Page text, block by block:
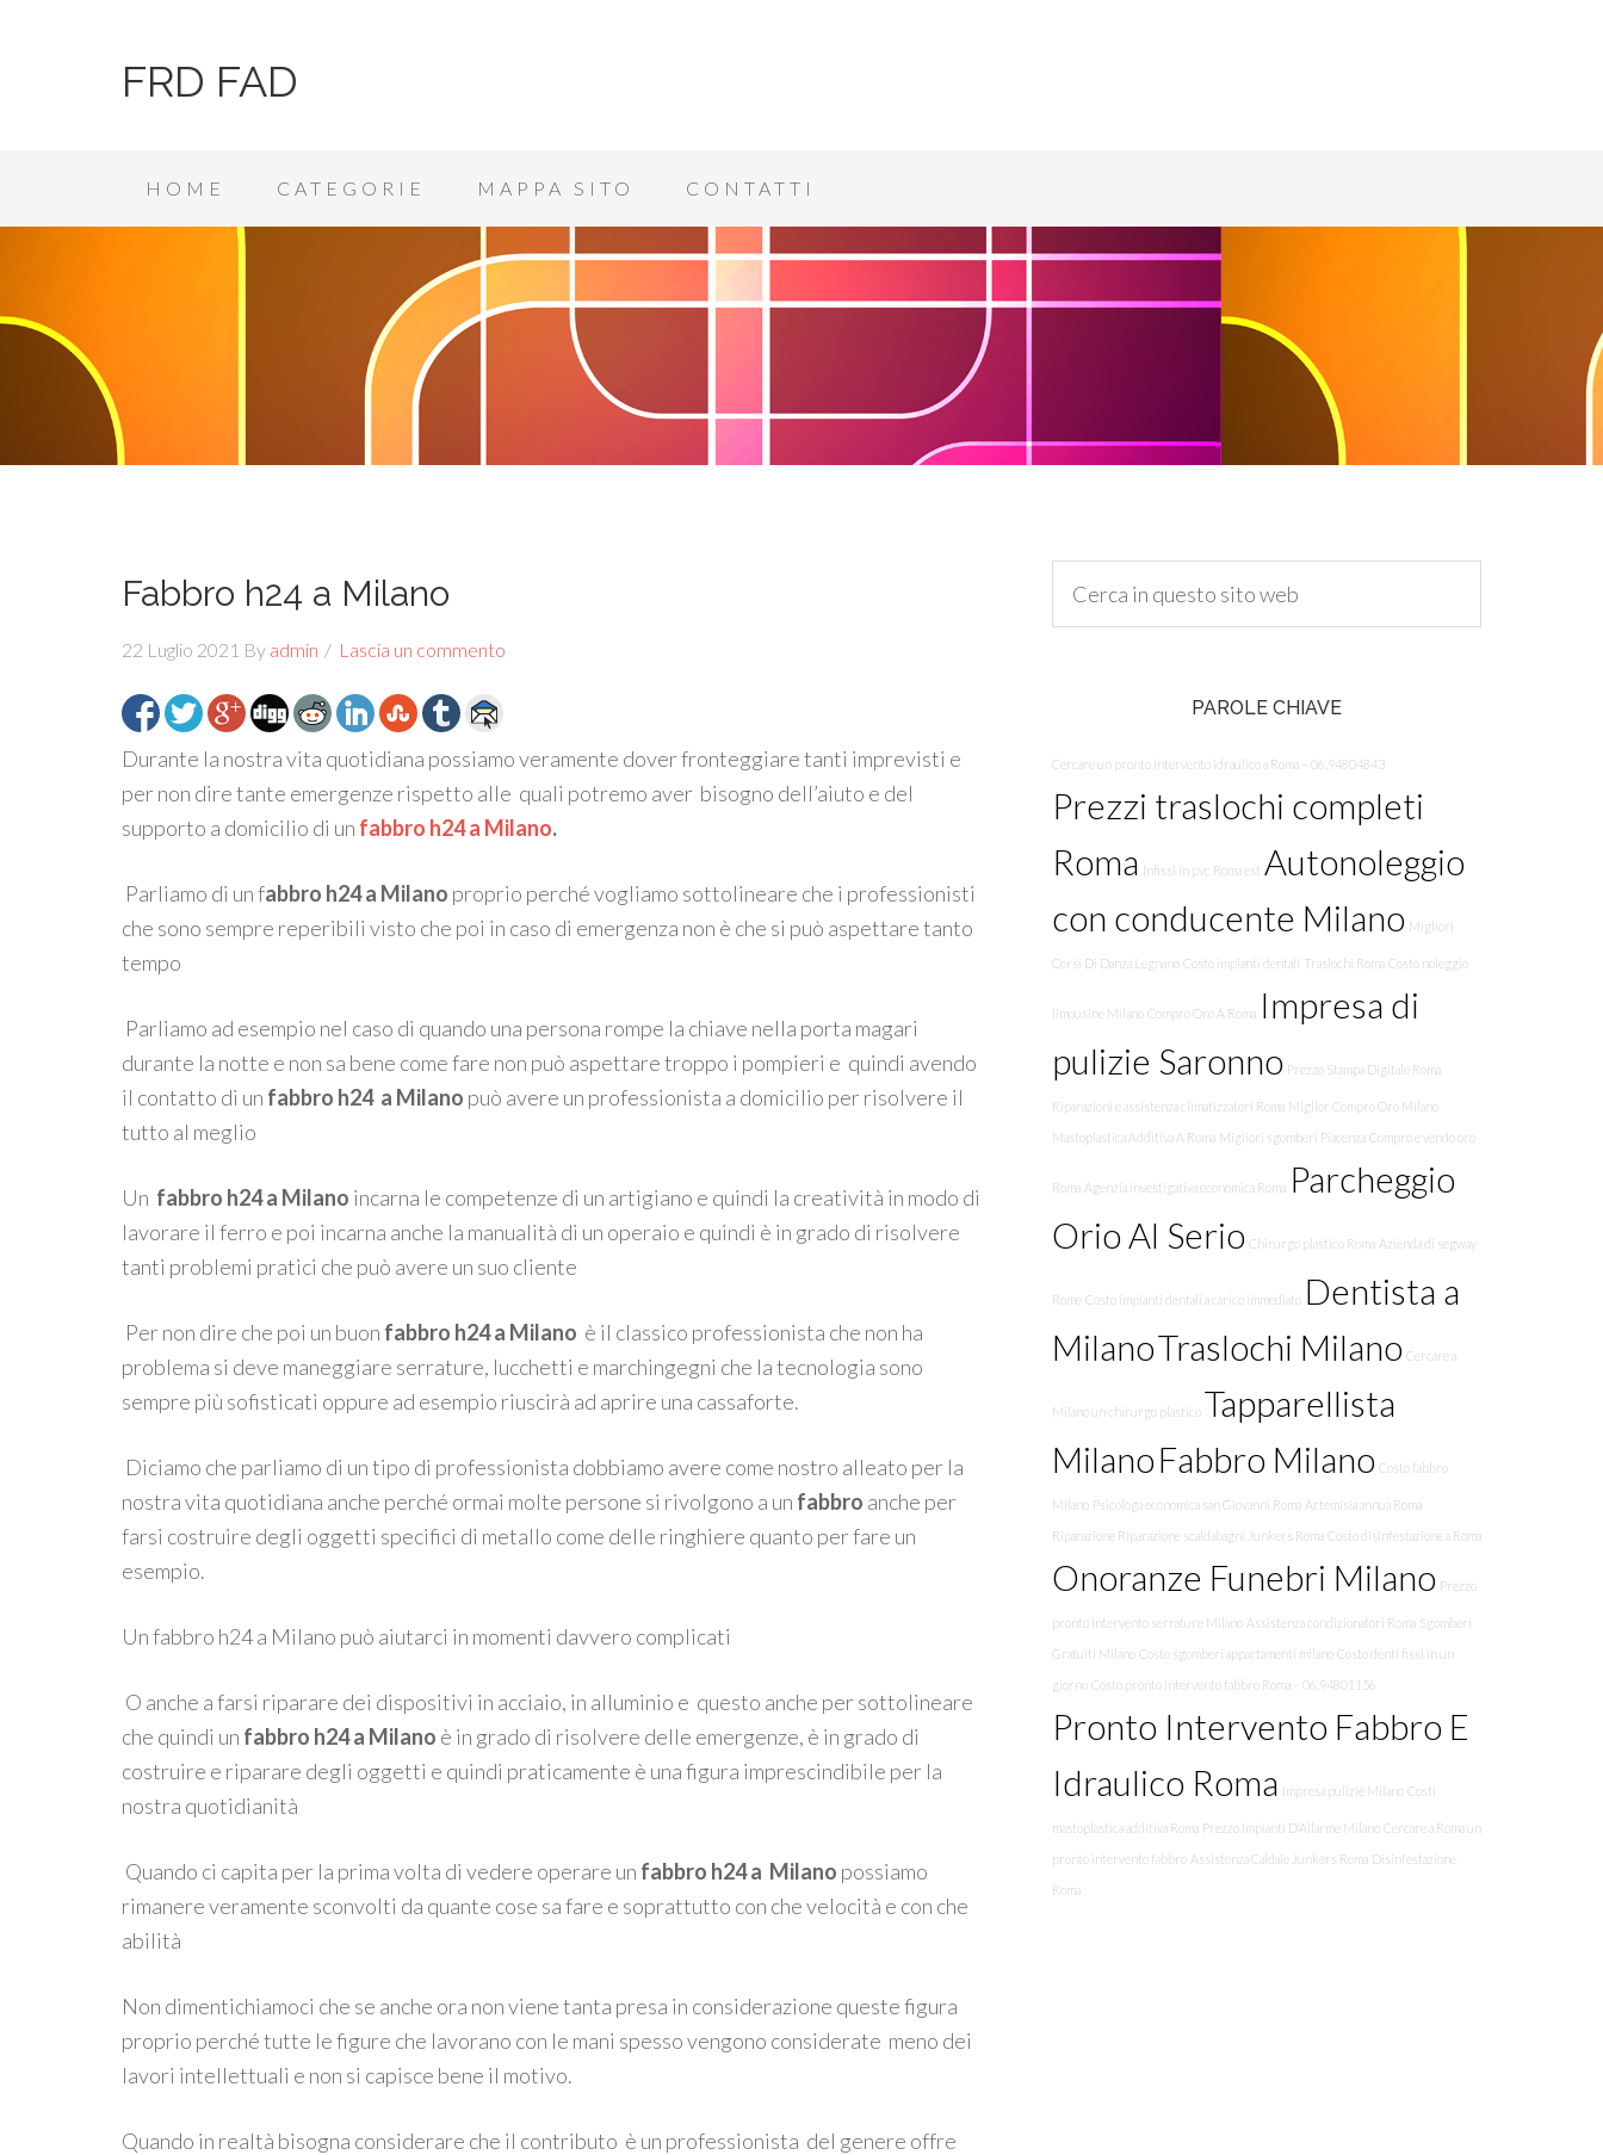
FRD FAD
HOME CATEGORIE MAPPA SITO CONTATTI
Fabbro h24 a Milano
22 Luglio 2021 By admin Lascia un commento
Durante la nostra vita quotidiana possiamo veramente dover fronteggiare tanti imprevisti e
per non dire tante emergenze rispetto alle quali potremo aver bisogno dell’aiuto e del
supporto a domicilio di un fabbro h24 a Milano.
Parliamo di un fabbro h24 a Milano proprio perché vogliamo sottolineare che i professionisti
che sono sempre reperibili visto che poi in caso di emergenza non è che si può aspettare tanto
tempo
Parliamo ad esempio nel caso di quando una persona rompe la chiave nella porta magari
durante la notte e non sa bene come fare non può aspettare troppo i pompieri e quindi avendo
il contatto di un fabbro h24 a Milano può avere un professionista a domicilio per risolvere il
tutto al meglio
Un fabbro h24 a Milano incarna le competenze di un artigiano e quindi la creatività in modo di
lavorare il ferro e poi incarna anche la manualità di un operaio e quindi è in grado di risolvere
tanti problemi pratici che può avere un suo cliente
Per non dire che poi un buon fabbro h24 a Milano è il classico professionista che non ha
problema si deve maneggiare serrature, lucchetti e marchingegni che la tecnologia sono
sempre più sofisticati oppure ad esempio riuscirà ad aprire una cassaforte.
Diciamo che parliamo di un tipo di professionista dobbiamo avere come nostro alleato per la
nostra vita quotidiana anche perché ormai molte persone si rivolgono a un fabbro anche per
farsi costruire degli oggetti specifici di metallo come delle ringhiere quanto per fare un
esempio.
Un fabbro h24 a Milano può aiutarci in momenti davvero complicati
O anche a farsi riparare dei dispositivi in acciaio, in alluminio e questo anche per sottolineare
che quindi un fabbro h24 a Milano è in grado di risolvere delle emergenze, è in grado di
costruire e riparare degli oggetti e quindi praticamente è una figura imprescindibile per la
nostra quotidianità
Quando ci capita per la prima volta di vedere operare un fabbro h24 a Milano possiamo
rimanere veramente sconvolti da quante cose sa fare e soprattutto con che velocità e con che
abilità
Non dimentichiamoci che se anche ora non viene tanta presa in considerazione queste figura
proprio perché tutte le figure che lavorano con le mani spesso vengono considerate meno dei
lavori intellettuali e non si capisce bene il motivo.
Quando in realtà bisogna considerare che il contributo è un professionista del genere offre
PAROLE CHIAVE
Cercare un pronto intervento idraulico a Roma – 06.94804843
Prezzi traslochi completi
Roma Infissi in pvc Roma est Autonoleggio
con conducente Milano Migliori
Corsi Di Danza Legnano Costo impianti dentali Traslochi Roma Costo noleggio
limousine Milano Compro Oro A Roma Impresa di
pulizie Saronno Prezzo Stampa Digitale Roma
Riparazioni e assistenza climatizzatori Roma Miglior Compro Oro Milano
Mastoplastica Additiva A Roma Migliori sgomberi Piacenza Compro e vendo oro
Roma Agenzia investigativa economica Roma Parcheggio
Orio Al Serio Chirurgo plastico Roma Azienda di segway
Rome Costo impianti dentali a carico immediato Dentista a
MilanoTraslochi Milano Cercare a
Milano un chirurgo plastico Tapparellista
MilanoFabbro Milano Costo fabbro
Milano Psicologa economica san Giovanni Roma Artemisia annua Roma
Riparazione Riparazione scaldabagni Junkers Roma Costo disinfestazione a Roma
Onoranze Funebri Milano Prezzo
pronto intervento serrature Milano Assistenza condizionatori Roma Sgomberi
Gratuiti Milano Costo sgomberi appartamenti milano Costo denti fissi in un
giorno Costo pronto intervento fabbro Roma – 06.94801156
Pronto Intervento Fabbro E
Idraulico Roma Impresa pulizie Milano Costi
mastoplastica additiva Roma Prezzo Impianti D’Allarme Milano Cercare a Roma un
pronto intervento fabbro Assistenza Caldaie Junkers Roma Disinfestazione
Roma